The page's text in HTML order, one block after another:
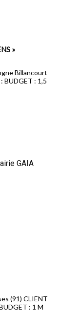
»
Billancourt
BUDGET : 1,5
(91) CLIENT
: 1 M